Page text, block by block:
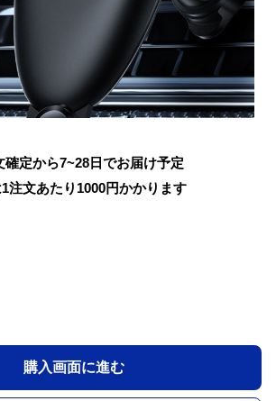
確定から7~28日でお届け予定
注文あたり 1000円かかります
購入画面に進む